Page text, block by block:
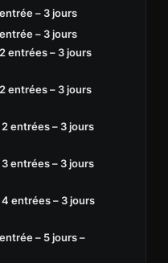
– 3 jours
– 3 jours
entrées – 3 jours
entrées – 3 jours
entrées – 3 jours
entrées – 3 jours
entrées – 3 jours
– 5 jours –